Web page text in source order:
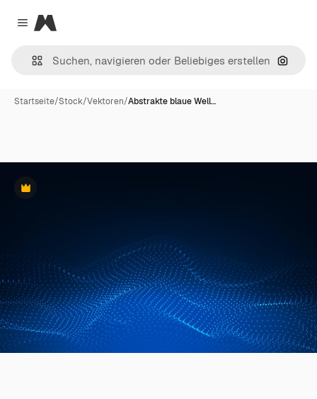
Close menu
Magnific
Nach
Startseite/Stock/Vektoren/Abstrakte blaue Well…
Premium